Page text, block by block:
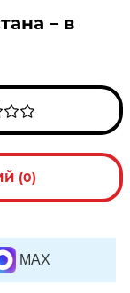
– в
(0)
MAX